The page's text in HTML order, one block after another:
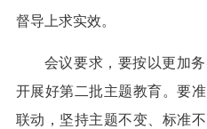
督导上求实效。
会议要求，要按以更加
开展好第二批主题教育。要
联动，坚持主题不变、标准